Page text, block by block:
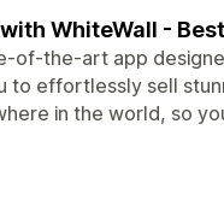
WhiteWall -
of-the-art app
to effortlessly sell
in the world, so